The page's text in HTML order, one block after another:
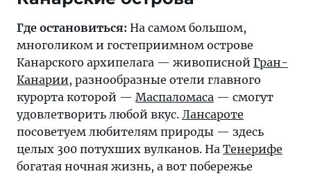
Где остановиться: На самом большом,
многоликом и гостеприимном острове
Канарского архипелага — живописной Гран-
Канарии, разнообразные отели главного
курорта которой — Маспаломаса — смогут
удовлетворить любой вкус. Лансароте
посоветуем любителям природы — здесь
целых 300 потухших вулканов. На Тенерифе
богатая ночная жизнь, а вот побережье